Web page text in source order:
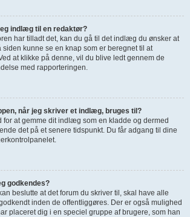
indlæg til en redaktør?
har tilladt det, kan du gå til det indlæg du ønsker at
kunne se en knap som er beregnet til at
at klikke på denne, vil du blive ledt gennem de
med rapporteringen.
når jeg skriver et indlæg, bruges til?
for at gemme dit indlæg som en kladde og dermed
det på et senere tidspunkt. Du får adgang til dine
godkendes?
beslutte at det forum du skriver til, skal have alle
inden de offentliggøres. Der er også mulighed
placeret dig i en speciel gruppe af brugere, som han